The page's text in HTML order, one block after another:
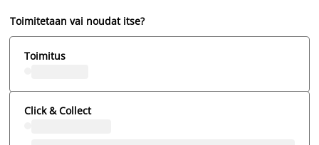
Toimitetaan vai noudat itse?
Toimitus
Click & Collect